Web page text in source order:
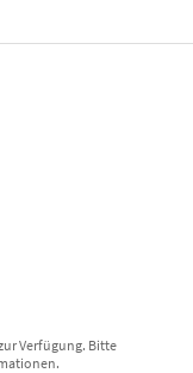
Verfügung. Bitte